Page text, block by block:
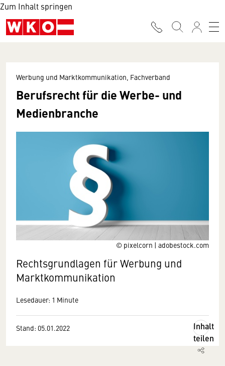
Zum Inhalt springen
© pixelcorn | adobestock.com
Werbung und Marktkommunikation, Fachverband
Berufsrecht für die Werbe- und
Medienbranche
Rechtsgrundlagen für Werbung und
Marktkommunikation
Lesedauer: 1 Minute
Stand: 05.01.2022
Inhalt
teilen